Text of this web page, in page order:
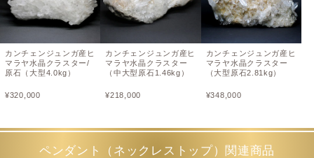
カンチェンジュンガ産ヒ
マラヤ水晶クラスター/
原石（大型4.0kg）
¥320,000
カンチェンジュンガ産ヒ
マラヤ水晶クラスター
（中大型原石1.46kg）
¥218,000
カンチェンジュンガ産ヒ
マラヤ水晶クラスター
（大型原石2.81kg）
¥348,000
ペンダント（ネックレストップ）関連商品